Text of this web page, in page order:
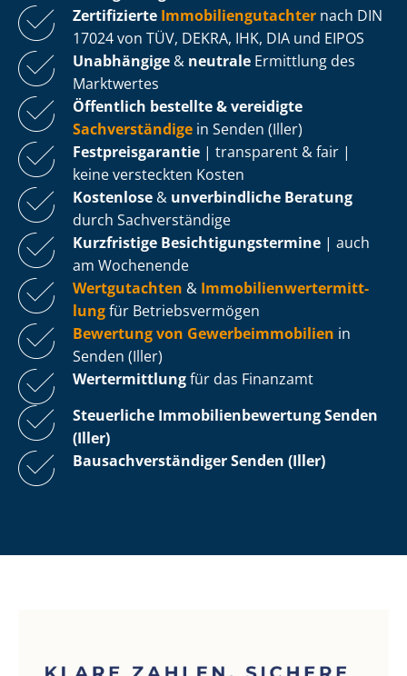
Zertifizierte Im­mo­bi­li­en­gut­ach­ter nach DIN
17024 von TÜV, DEKRA, IHK, DIA und EIPOS
Unabhängige & neutrale Ermittlung des
Marktwertes
Öffentlich bestellte & vereidigte
Sachverständige in Senden (Iller)
Fest­preis­ga­ran­tie | transparent & fair |
keine versteckten Kosten
Kostenlose & unverbindliche Beratung
durch Sachverständige
Kurzfristige Be­sich­ti­gungs­ter­mi­ne | auch
am Wochenende
Wertgutachten & Im­mo­bi­li­en­wert­ermitt­
lungfür Be­triebs­ver­mö­gen
Bewertung von Ge­wer­be­im­mo­bi­li­en in
Senden (Iller)
Wertermittlungfür das Finanzamt
Steuerliche Im­mo­bi­li­en­be­wer­tungSenden
(Iller)
Bau­sach­ver­stän­di­ger Senden (Iller)